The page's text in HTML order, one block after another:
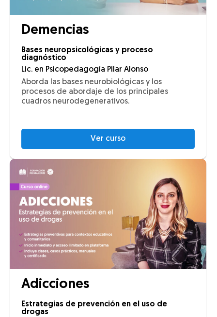
Demencias
Bases neuropsicológicas y proceso
diagnóstico
Lic. en Psicopedagogía Pilar Alonso
Aborda las bases neurobiológicas y los
procesos de abordaje de los principales
cuadros neurodegenerativos.
Ver curso
Adicciones
Estrategias de prevención en el uso de
drogas